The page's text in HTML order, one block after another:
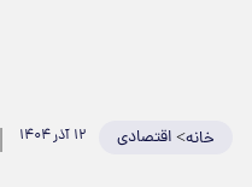
خانه>اقتصادی ۱۲ آذر ۱۴۰۴